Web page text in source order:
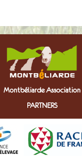
Montbéliarde Association
PARTNERS